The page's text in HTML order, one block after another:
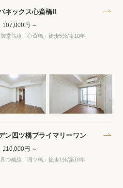
クッキーポリシー
ネックス心斎橋II
107,000円 ～
堂筋線「心斎橋」徒歩5分/築10年
ン四ツ橋プライマリーワン
110,000円 ～
つ橋線「四ツ橋」徒歩1分/築18年